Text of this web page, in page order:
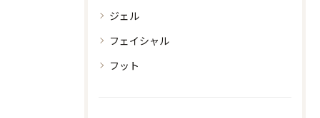
ジェル
フェイシャル
フット